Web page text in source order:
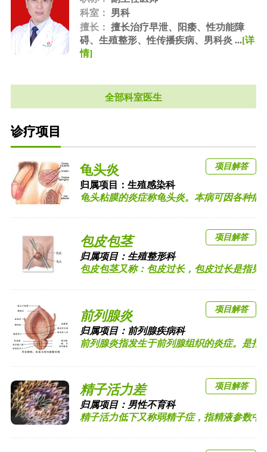
科室：
男科
擅长： 擅长治疗早泄、阳痿、性功能障
碍、生殖整形、性传播疾病、男科炎 ...[详
情]
全部科室医生
诊疗项目
龟头炎
归属项目：生殖感染科
龟头粘膜的炎症称龟头炎。本病可因各种病
项目解答
包皮包茎
归属项目： 生殖整形科
包皮包茎又称：包皮过长，包皮过长是指男
项目解答
前列腺炎
归属项目： 前列腺疾病科
前列腺炎指发生于前列腺组织的炎症。是指
项目解答
精子活力差
归属项目： 男性不育科
精子活力低下又称弱精子症，指精液参数中
项目解答